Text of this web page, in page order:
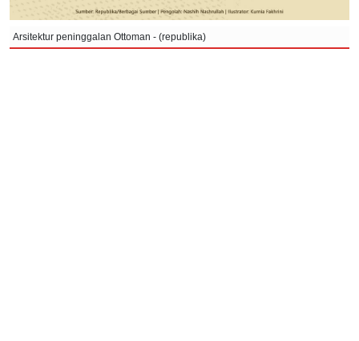
Arsitektur peninggalan Ottoman - (republika)